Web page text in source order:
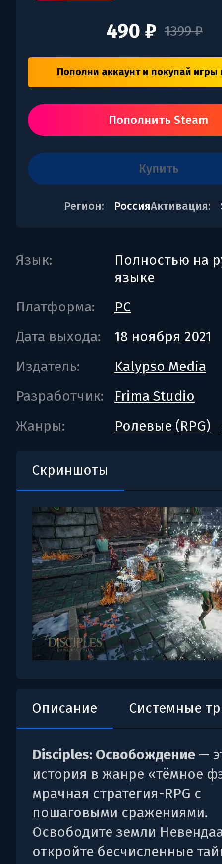
1399 ₽
490 ₽
Пополни аккаунт и покупай игры
Пополнить Steam
купить
Регион: РоссияАктивация:
Язык:
Полностью на
языке
Платформа:
PC
Дата выхода:
18 ноября 2021
Издатель:
Kalypso Media
Разработчик:
Frima Studio
Жанры:
Ролевые (RPG)
Скриншоты
Описание Системные
Disciples: Освобождение —
история в жанре «тёмное
мрачная стратегия-RPG с
пошаговыми сражениями.
Освободите земли
откройте бесчисленные